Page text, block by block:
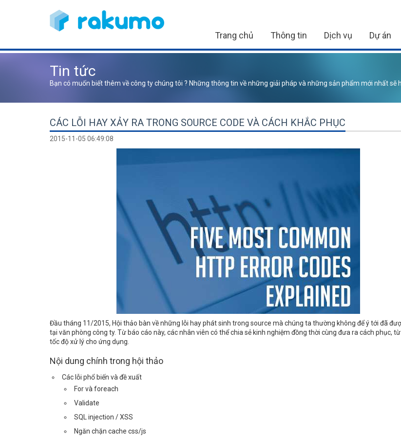
Trang chủ Thông tin Dịch vụ Dự án
Tin tức
Bạn có muốn biết thêm về công ty chúng tôi ? Những thông tin về những giải pháp và những sản phẩm mới nhất sẽ
CÁC LỖI HAY XẢY RA TRONG SOURCE CODE VÀ CÁCH KHẮC PHỤC
2015-11-05 06:49:08
Đầu tháng 11/2015, Hội thảo bàn về những lỗi hay phát sinh trong source mà chúng ta thường không để ý tới đã
tại văn phòng công ty. Từ báo cáo này, các nhân viên có thể chia sẻ kinh nghiệm đồng thời cùng đưa ra cách phục,
tốc độ xử lý cho ứng dụng.
Nội dung chính trong hội thảo
Các lỗi phổ biến và đề xuất
For và foreach
Validate
SQL injection / XSS
Ngăn chặn cache css/js